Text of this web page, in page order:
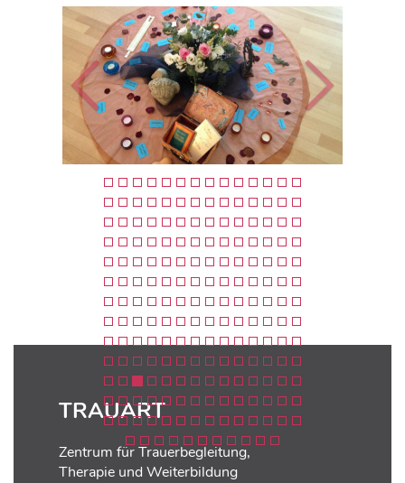
Previous
TRAUART
Zentrum für Trauerbegleitung,
Therapie und Weiterbildung